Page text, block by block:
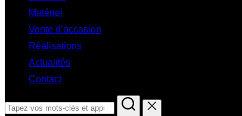
Matériel
Vente d’occasion
Réalisations
Actualités
Contact